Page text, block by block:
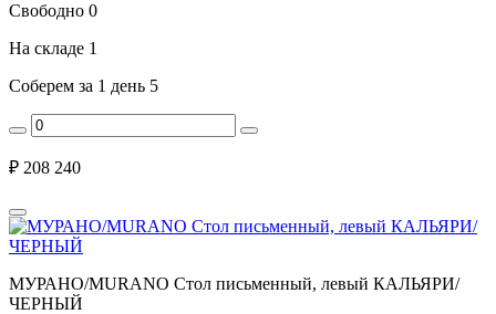
Свободно 0
На складе 1
Соберем за 1 день 5
₽ 208 240
МУРАНО/MURANO Стол письменный, левый КАЛЬЯРИ/
ЧЕРНЫЙ